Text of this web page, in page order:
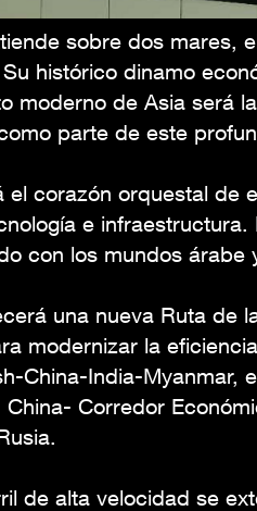
sobre dos mares,
histórico dinamo
moderno de Asia será
parte de este
el corazón orquestal de
e
con los mundos árabe
una nueva Ruta de
modernizar la
China-India-Myanmar,
China- Corredor
de alta velocidad se